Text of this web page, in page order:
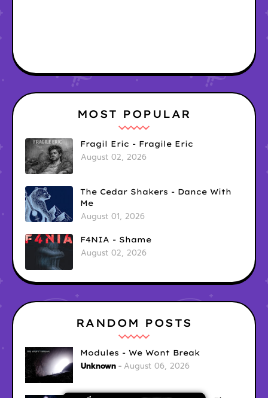
MOST POPULAR
Fragil Eric - Fragile Eric
August 02, 2026
The Cedar Shakers - Dance With
Me
August 01, 2026
F4NIA - Shame
August 02, 2026
RANDOM POSTS
Modules - We Wont Break
Unknown August 06, 2026